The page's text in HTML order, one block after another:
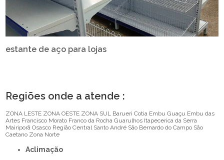
estante de aço para lojas
Regiões onde a atende :
ZONA LESTE ZONA OESTE ZONA SUL Barueri Cotia Embu Guaçu Embu das
Artes Francisco Morato Franco da Rocha Guarulhos Itapecerica da Serra
Mairiporã Osasco Região Central Santo André São Bernardo do Campo São
Caetano Zona Norte
Aclimação